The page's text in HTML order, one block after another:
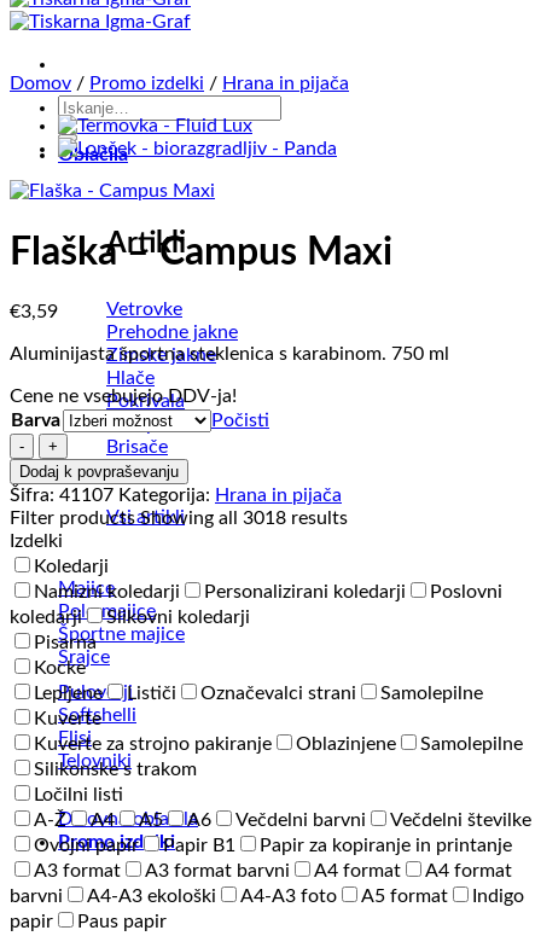
Išči:
Oblačila
Artikli
Vetrovke
Prehodne jakne
Zimske jakne
Hlače
Pokrivala
Predpasniki
Brisače
Odeje
Vsi artikli
Majice
Polo majice
Športne majice
Srajce
Puloverji
Softshelli
Flisi
Telovniki
Delovna oblačila
Promo izdelki
Domov / Promo izdelki / Hrana in pijača
Flaška – Campus Maxi
€3,59
Aluminijasta športna steklenica s karabinom. 750 ml
Cene ne vsebujejo DDV-ja!
Barva
Počisti
Flaška
-
Campus
Maxi
količina
Dodaj k povpraševanju
Šifra: 41107 Kategorija: Hrana in pijača
Filter productsShowing all 3018 results
Izdelki
Koledarji
Namizni koledarji
Personalizirani koledarji
Poslovni
koledarji
Slikovni koledarji
Pisarna
Kocke
Lepljene
Lističi Označevalci strani
Samolepilne
Kuverte
Kuverte za strojno pakiranje
Oblazinjene
Samolepilne
Silikonske s trakom
Ločilni listi
A-Ž
A4 A5 A6 Večdelni barvni
Večdelni številke
Ovojni papir
Papir B1
Papir za kopiranje in printanje
A3 format
A3 format barvni A4 format
A4 format
barvni
A4-A3 ekološki A4-A3 foto A5 format
Indigo
papir
Paus papir